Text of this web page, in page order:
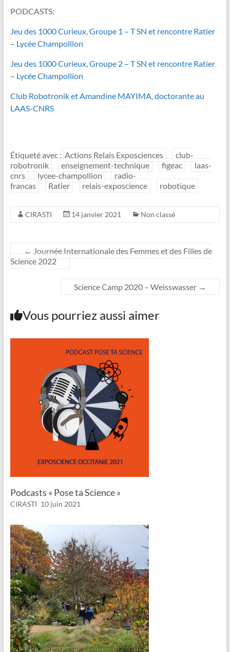
PODCASTS:
Jeu des 1000 Curieux, Groupe 1 – T SN et rencontre Ratier
– Lycée Champollion
Jeu des 1000 Curieux, Groupe 2 – T SN et rencontre Ratier
– Lycée Champollion
Club Robotronik et Amandine MAYIMA, doctorante au
LAAS-CNRS
Étiqueté avec : Actions Relais Exposciences
club-
robotronik
enseignement-technique figeac
laas-
cnrs
lycee-champollion
radio-
francas
Ratier relais-exposcience robotique
CIRASTI 14 janvier 2021 Non classé
← Journée Internationale des Femmes et des Filles de
Science 2022
Science Camp 2020 – Weisswasser →
Vous pourriez aussi aimer
Podcasts « Pose ta Science »
CIRASTI 10 juin 2021